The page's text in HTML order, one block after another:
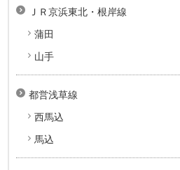
ＪＲ京浜東北・根岸線
蒲田
山手
都営浅草線
西馬込
馬込